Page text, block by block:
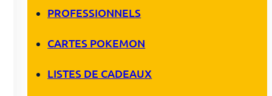
PROFESSIONNELS
CARTES POKEMON
LISTES DE CADEAUX